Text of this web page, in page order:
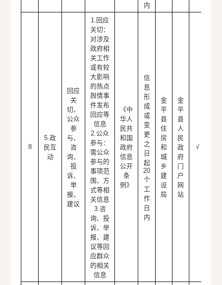
内
8
5.政
民互
动
回应
关
切、
公众
参
与、
咨
询、
投
诉、
举
报、
建议
1.回应
关切：
对涉及
政府相
关工作
或有较
大影响
的热点
舆情事
件发布
回应等
信息
2.公众
参与：
需公众
参与的
事项范
围、方
式等相
关信息
3.咨
询、投
诉、举
报、建
议等回
应群众
的相关
信息
《中
华人
民共
和国
政府
信息
公开
条
例》
信
息
形
成
或
变
更
之
日
起
20
个
工
作
日
内
金
平
县
住
房
和
城
乡
建
设
局
金
平
县
人
民
政
府
门
户
网
站
√